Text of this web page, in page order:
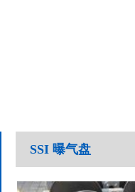
SSI 曝气盘